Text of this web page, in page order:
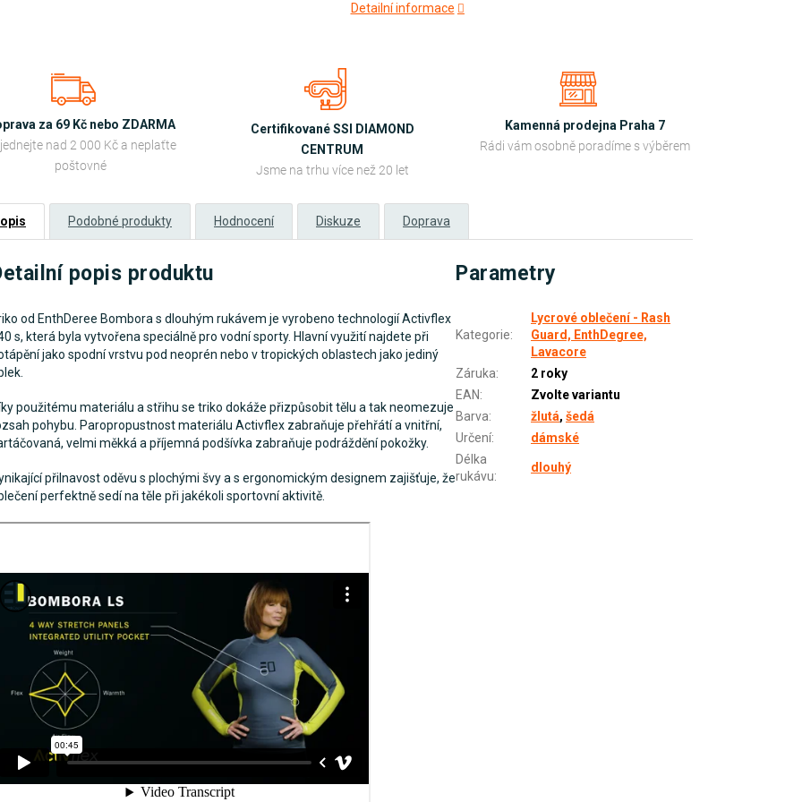
Detailní informace
za 69 Kč nebo ZDARMA
nad 2 000 Kč a neplaťte
poštovné
Certifikované SSI DIAMOND
CENTRUM
Jsme na trhu více než 20 let
Kamenná prodejna Praha 7
Rádi vám osobně poradíme s výběrem
Podobné produkty Hodnocení Diskuze Doprava
popis produktu
od EnthDeree Bombora s dlouhým rukávem je vyrobeno technologií Activflex
s, která byla vytvořena speciálně pro vodní sporty. Hlavní využití najdete při
jako spodní vrstvu pod neoprén nebo v tropických oblastech jako jediný
použitému materiálu a střihu se triko dokáže přizpůsobit tělu a tak neomezuje
pohybu. Paropropustnost materiálu Activflex zabraňuje přehřátí a vnitřní,
velmi měkká a příjemná podšívka zabraňuje podráždění pokožky.
přilnavost oděvu s plochými švy a s ergonomickým designem zajišťuje, že
perfektně sedí na těle při jakékoli sportovní aktivitě.
Parametry
Kategorie:
Lycrové oblečení - Rash
Guard, EnthDegree,
Lavacore
Záruka:
2 roky
EAN:
Zvolte variantu
Barva: žlutá,šedá
Určení:
dámské
Délka
rukávu:
dlouhý